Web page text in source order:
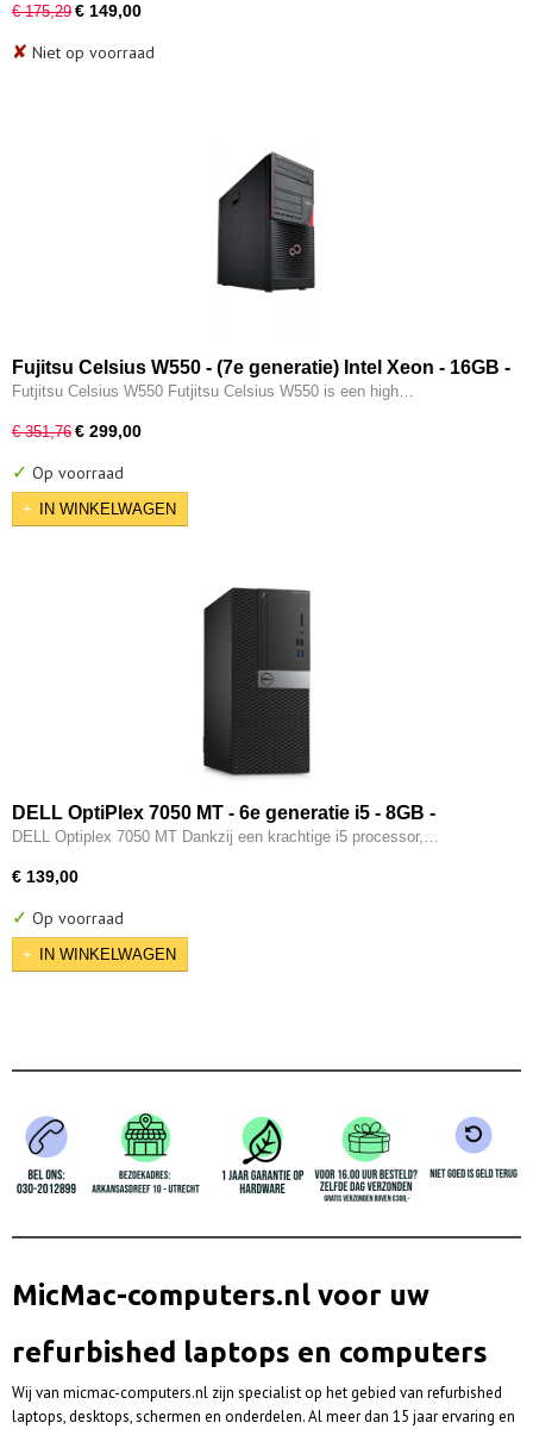
€ 175,29 € 149,00
✘ Niet op voorraad
Fujitsu Celsius W550 - (7e generatie) Intel Xeon - 16GB -
512GB SSD - USB 3.0 - 4GB Nvidia K2200 - W11 Pro
Futjitsu Celsius W550 Futjitsu Celsius W550 is een high…
€ 351,76 € 299,00
✓ Op voorraad
IN WINKELWAGEN
DELL OptiPlex 7050 MT - 6e generatie i5 - 8GB -
256GB SSD - USB Type-C - Intel HD - HDMI - W11 Pro
DELL Optiplex 7050 MT Dankzij een krachtige i5 processor,…
€ 139,00
✓ Op voorraad
IN WINKELWAGEN
MicMac-computers.nl voor uw
refurbished laptops en computers
Wij van micmac-computers.nl zijn specialist op het gebied van refurbished
laptops, desktops, schermen en onderdelen. Al meer dan 15 jaar ervaring en